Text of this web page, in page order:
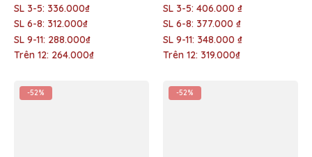
SL 3-5: 336.000₫
SL 6-8: 312.000₫
SL 9-11: 288.000₫
Trên 12: 264.000₫
SL 3-5: 406.000 ₫
SL 6-8: 377.000 ₫
SL 9-11: 348.000 ₫
Trên 12: 319.000₫
-52% -52%